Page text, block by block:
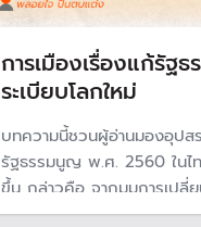
การเมืองเรื่องแก้รัฐ
ระเบียบโลกใหม่
บทความนี้ชวนผู้อ่านมองอุปส
รัฐธรรมนูญ พ.ศ. 2560 ในไ
ขึ้น กล่าวคือ จากมุมการเปลี่ย
ซึ่งเสรีนิยมประชาธิปไตยไม่ไ